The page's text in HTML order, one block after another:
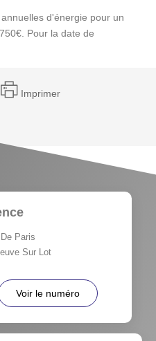
d'énergie pour un
Pour la date de
Imprimer
Paris
Sur Lot
Voir le numéro